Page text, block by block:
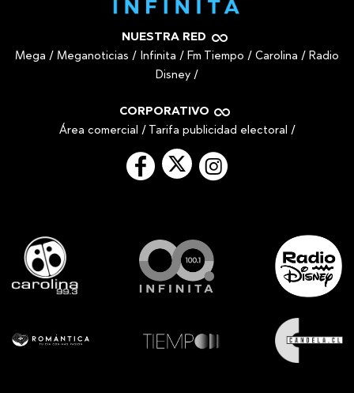
NUESTRA RED
Mega / Meganoticias / Infinita / Fm Tiempo / Carolina / Radio
Disney /
CORPORATIVO
Área comercial / Tarifa publicidad electoral /